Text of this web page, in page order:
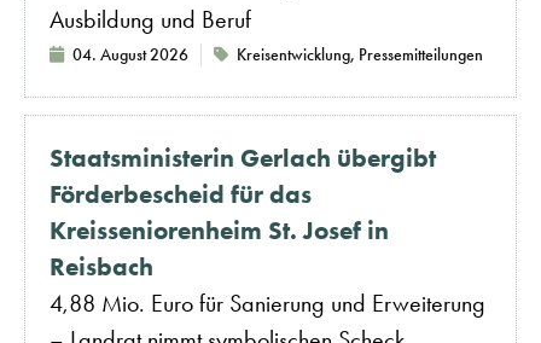
Ausbildung und Beruf
04. August 2026 Kreisentwicklung, Pressemitteilungen
Staatsministerin Gerlach übergibt
Förderbescheid für das
Kreisseniorenheim St. Josef in
Reisbach
4,88 Mio. Euro für Sanierung und Erweiterung